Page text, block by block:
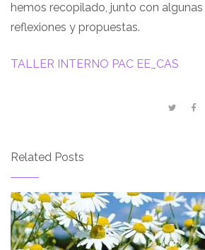
hemos recopilado, junto con algunas
reflexiones y propuestas.
TALLER INTERNO PAC EE_CAS
Related Posts